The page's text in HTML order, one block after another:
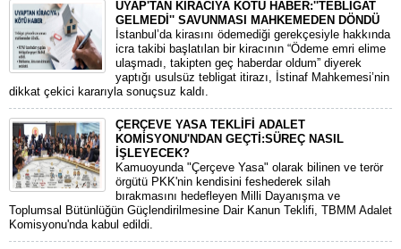
UYAP'TAN KİRACIYA KÖTÜ HABER:''TEBLİGAT
GELMEDİ'' SAVUNMASI MAHKEMEDEN DÖNDÜ
​İstanbul’da kirasını ödemediği gerekçesiyle hakkında
icra takibi başlatılan bir kiracının “Ödeme emri elime
ulaşmadı, takipten geç haberdar oldum” diyerek
yaptığı usulsüz tebligat itirazı, İstinaf Mahkemesi’nin
dikkat çekici kararıyla sonuçsuz kaldı.
ÇERÇEVE YASA TEKLİFİ ADALET
KOMİSYONU'NDAN GEÇTİ:SÜREÇ NASIL
İŞLEYECEK?
​Kamuoyunda "Çerçeve Yasa" olarak bilinen ve terör
örgütü PKK'nin kendisini feshederek silah
bırakmasını hedefleyen Milli Dayanışma ve
Toplumsal Bütünlüğün Güçlendirilmesine Dair Kanun Teklifi, TBMM Adalet
Komisyonu'nda kabul edildi.